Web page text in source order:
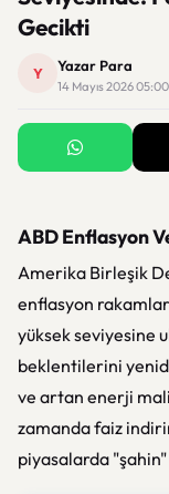
Gecikti
Y Yazar Para
14 Mayıs 2026 05:00
ABD Enflasyon
Amerika Birleşik
enflasyon
yüksek seviyesine
beklentilerini
ve artan enerji
zamanda faiz
piyasalarda